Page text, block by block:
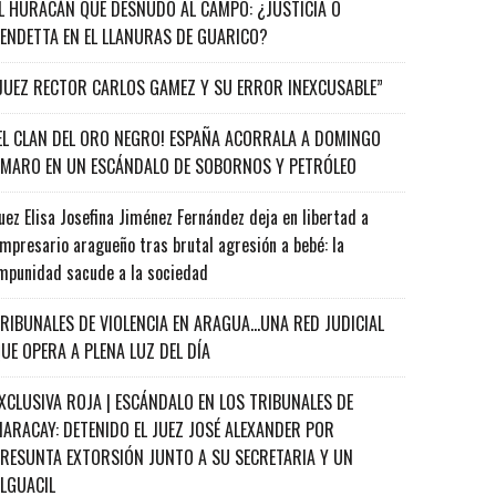
HURACÁN QUE DESNUDÓ AL CAMPO: ¿JUSTICIA O
EN EL LLANURAS DE GUARICO?
RECTOR CARLOS GAMEZ Y SU ERROR INEXCUSABLE”
CLAN DEL ORO NEGRO! ESPAÑA ACORRALA A DOMINGO
EN UN ESCÁNDALO DE SOBORNOS Y PETRÓLEO
Elisa Josefina Jiménez Fernández deja en libertad a
aragueño tras brutal agresión a bebé: la
sacude a la sociedad
DE VIOLENCIA EN ARAGUA…UNA RED JUDICIAL
OPERA A PLENA LUZ DEL DÍA
ROJA | ESCÁNDALO EN LOS TRIBUNALES DE
DETENIDO EL JUEZ JOSÉ ALEXANDER POR
EXTORSIÓN JUNTO A SU SECRETARIA Y UN